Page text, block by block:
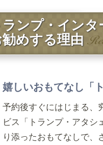
ランプ・イン
勧めする理由
嬉しいおもてなし「
予約後すぐにはじまる、
ビス「トランプ・アタシ
り添ったおもてなしで、